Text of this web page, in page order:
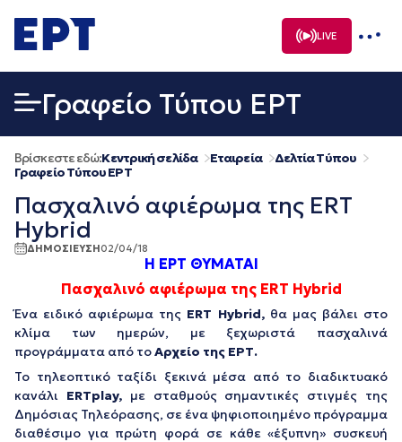
σε
περιεχόμενο
LIVE
Γραφείο Τύπου ΕΡΤ
Βρίσκεστε εδώ:Κεντρική σελίδα Εταιρεία
Δελτία Τύπου
Γραφείο Τύπου ΕΡΤ
Πασχαλινό αφιέρωμα της ERT
Hybrid
ΔΗΜΟΣΙΕΥΣΗ02/04/18
Η ΕΡΤ ΘΥΜΑΤΑΙ
Πασχαλινό αφιέρωμα της ERT Hybrid
Ένα ειδικό αφιέρωμα της ERT Hybrid,θα μας βάλει στο
κλίμα των ημερών, με ξεχωριστά πασχαλινά
προγράμματα από τοΑρχείο της ΕΡΤ.
Το τηλεοπτικό ταξίδι ξεκινά μέσα από το διαδικτυακό
κανάλι ERTplay,με σταθμούς σημαντικές στιγμές της
Δημόσιας Τηλεόρασης, σε ένα ψηφιοποιημένο πρόγραμμα
διαθέσιμο για πρώτη φορά σε κάθε «έξυπνη» συσκευή